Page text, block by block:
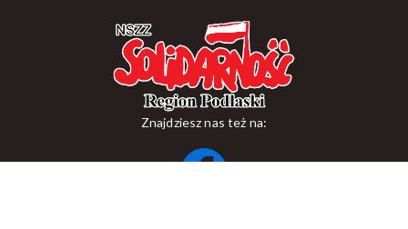
Znajdziesz nas też na: